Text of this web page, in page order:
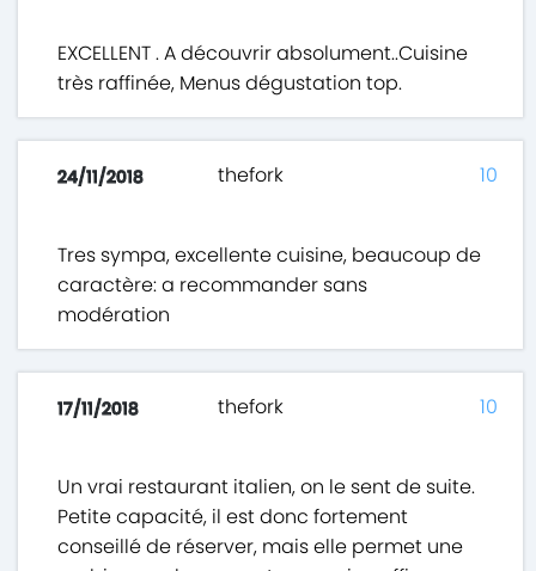
EXCELLENT . A découvrir absolument..Cuisine
très raffinée, Menus dégustation top.
24/11/2018 thefork
Tres sympa, excellente cuisine, beaucoup de
caractère: a recommander sans
modération
10
17/11/2018 thefork
Un vrai restaurant italien, on le sent de suite.
Petite capacité, il est donc fortement
conseillé de réserver, mais elle permet une
10